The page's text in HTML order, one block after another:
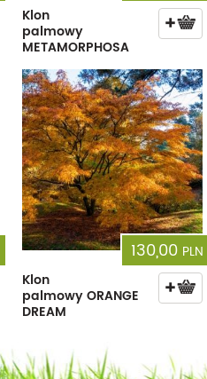
Klon
palmowy
METAMORPHOSA
130,00 PLN
Klon
palmowy ORANGE
DREAM